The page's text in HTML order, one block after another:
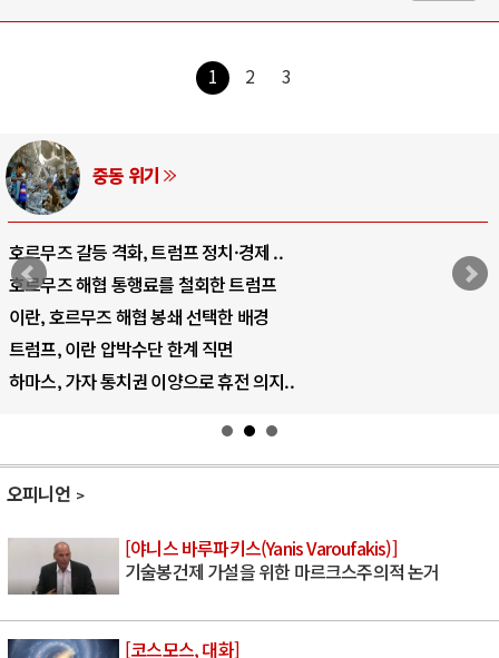
1 2 3
·경제 ..
트럼프
배경
전 의지..
중국 AI, 저가 공세로 글로벌
AI 국부펀드 구상 놓고 미국
AI는 어떻게 미국 민주주의를
오피니언
[야니스 바루파키스(Yanis Varoufakis)]
기술봉건제 가설을 위한 마르크스주의적 논거
[코스모스, 대화]